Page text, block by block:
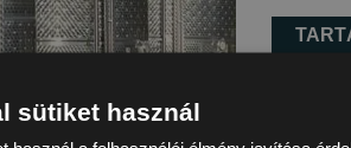
sütiket használ